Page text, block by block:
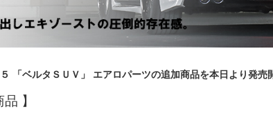
「ベルタＳＵＶ」 エアロパーツの追加商品を本日より発売
】